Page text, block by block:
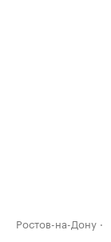
Ростов-на-Дону